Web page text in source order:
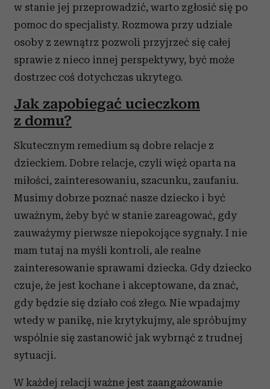
w stanie jej przeprowadzić, warto zgłosić się po
pomoc do specjalisty. Rozmowa przy udziale
osoby z zewnątrz pozwoli przyjrzeć się całej
sprawie z nieco innej perspektywy, być może
dostrzec coś dotychczas ukrytego.
Jak zapobiegać ucieczkom
z domu?
Skutecznym remedium są dobre relacje z
dzieckiem. Dobre relacje, czyli więź oparta na
miłości, zainteresowaniu, szacunku, zaufaniu.
Musimy dobrze poznać nasze dziecko i być
uważnym, żeby być w stanie zareagować, gdy
zauważymy pierwsze niepokojące sygnały. I nie
mam tutaj na myśli kontroli, ale realne
zainteresowanie sprawami dziecka. Gdy dziecko
czuje, że jest kochane i akceptowane, da znać,
gdy będzie się działo coś złego. Nie wpadajmy
wtedy w panikę, nie krytykujmy, ale spróbujmy
wspólnie się zastanowić jak wybrnąć z trudnej
sytuacji.
W każdej relacji ważne jest zaangażowanie